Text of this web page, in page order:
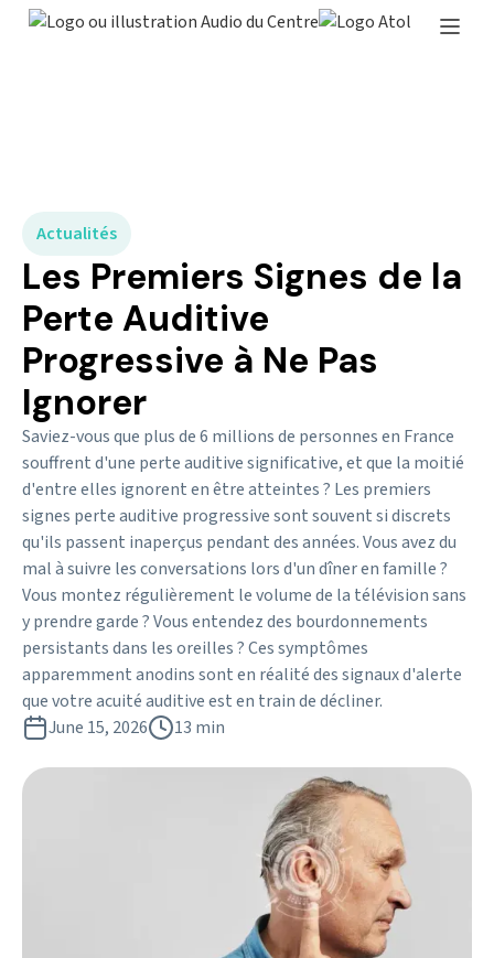
Actualités
Les Premiers Signes de la
Perte Auditive
Progressive à Ne Pas
Ignorer
Saviez-vous que plus de 6 millions de personnes en France
souffrent d'une perte auditive significative, et que la moitié
d'entre elles ignorent en être atteintes ? Les premiers
signes perte auditive progressive sont souvent si discrets
qu'ils passent inaperçus pendant des années. Vous avez du
mal à suivre les conversations lors d'un dîner en famille ?
Vous montez régulièrement le volume de la télévision sans
y prendre garde ? Vous entendez des bourdonnements
persistants dans les oreilles ? Ces symptômes
apparemment anodins sont en réalité des signaux d'alerte
que votre acuité auditive est en train de décliner.
June 15, 2026
13 min